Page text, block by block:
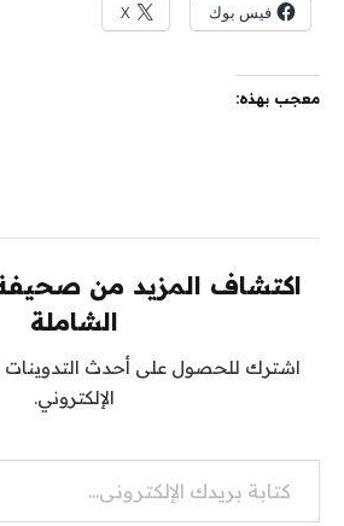
فيس بوك X
معجب بهذه:
اكتشاف المزيد من
الشاملة
اشترك للحصول على أحدث التدوينات
الإلكتروني.
كتابة بريدك الإلكتروني...